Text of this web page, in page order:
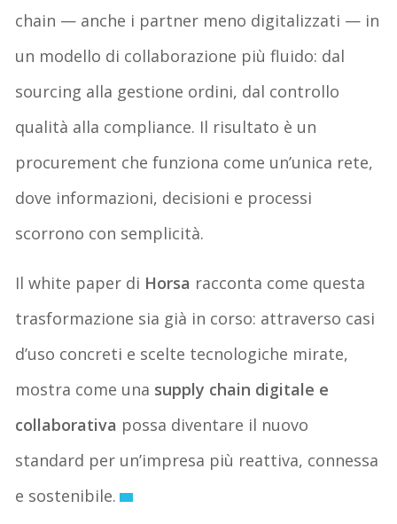
chain — anche i partner meno digitalizzati — in
un modello di collaborazione più fluido: dal
sourcing alla gestione ordini, dal controllo
qualità alla compliance. Il risultato è un
procurement che funziona come un’unica rete,
dove informazioni, decisioni e processi
scorrono con semplicità.
Il white paper di Horsa racconta come questa
trasformazione sia già in corso: attraverso casi
d’uso concreti e scelte tecnologiche mirate,
mostra come una supply chain digitale e
collaborativa possa diventare il nuovo
standard per un’impresa più reattiva, connessa
e sostenibile.